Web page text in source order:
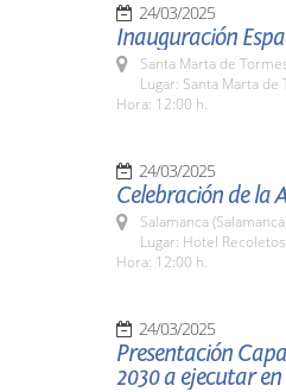
24/03/2025
Inauguración
Santa Marta de
Lugar: Santa Marta de
Hora: 12:00 h.
24/03/2025
Celebración de la
Salamanca
Lugar: Hotel
Hora: 12:00 h.
24/03/2025
Presentación
2030 a ejecutar